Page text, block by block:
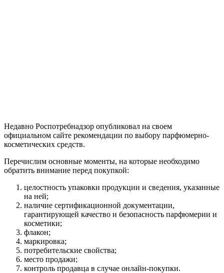
Недавно Роспотребнадзор опубликовал на своем
официальном сайте рекомендации по выбору парфюмерно-
косметических средств.
Перечислим основные моменты, на которые необходимо
обратить внимание перед покупкой:
целостность упаковки продукции и сведения, указанные
на ней;
наличие сертификационной документации,
гарантирующей качество и безопасность парфюмерии и
косметики;
флакон;
маркировка;
потребительские свойства;
место продажи;
контроль продавца в случае онлайн-покупки.